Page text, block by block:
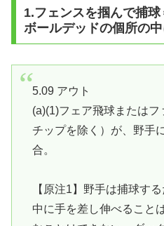
1.フェンスを掴んで捕
ボールデッドの個所の
5.09 アウト
(a)(1)フェア飛球または
チップを除く）が、野手
合。
【原注1】野手は捕球す
中に手を差し伸べること